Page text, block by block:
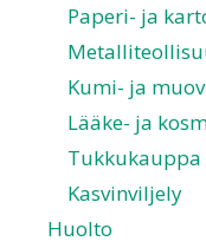
Paperi- ja
Kumi- ja
Lääke- ja
Tukkukauppa
Kasvinviljely
Huolto